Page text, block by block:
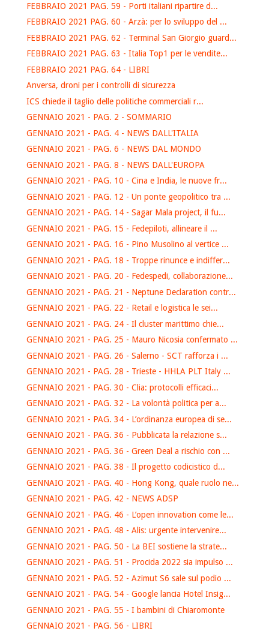
FEBBRAIO 2021 PAG. 59 - Porti italiani ripartire d...
FEBBRAIO 2021 PAG. 60 - Arzà: per lo sviluppo del ...
FEBBRAIO 2021 PAG. 62 - Terminal San Giorgio guard...
FEBBRAIO 2021 PAG. 63 - Italia Top1 per le vendite...
FEBBRAIO 2021 PAG. 64 - LIBRI
Anversa, droni per i controlli di sicurezza
ICS chiede il taglio delle politiche commerciali r...
GENNAIO 2021 - PAG. 2 - SOMMARIO
GENNAIO 2021 - PAG. 4 - NEWS DALL'ITALIA
GENNAIO 2021 - PAG. 6 - NEWS DAL MONDO
GENNAIO 2021 - PAG. 8 - NEWS DALL'EUROPA
GENNAIO 2021 - PAG. 10 - Cina e India, le nuove fr...
GENNAIO 2021 - PAG. 12 - Un ponte geopolitico tra ...
GENNAIO 2021 - PAG. 14 - Sagar Mala project, il fu...
GENNAIO 2021 - PAG. 15 - Fedepiloti, allineare il ...
GENNAIO 2021 - PAG. 16 - Pino Musolino al vertice ...
GENNAIO 2021 - PAG. 18 - Troppe rinunce e indiffer...
GENNAIO 2021 - PAG. 20 - Fedespedi, collaborazione...
GENNAIO 2021 - PAG. 21 - Neptune Declaration contr...
GENNAIO 2021 - PAG. 22 - Retail e logistica le sei...
GENNAIO 2021 - PAG. 24 - Il cluster marittimo chie...
GENNAIO 2021 - PAG. 25 - Mauro Nicosia confermato ...
GENNAIO 2021 - PAG. 26 - Salerno - SCT rafforza i ...
GENNAIO 2021 - PAG. 28 - Trieste - HHLA PLT Italy ...
GENNAIO 2021 - PAG. 30 - Clia: protocolli efficaci...
GENNAIO 2021 - PAG. 32 - La volontà politica per a...
GENNAIO 2021 - PAG. 34 - L’ordinanza europea di se...
GENNAIO 2021 - PAG. 36 - Pubblicata la relazione s...
GENNAIO 2021 - PAG. 36 - Green Deal a rischio con ...
GENNAIO 2021 - PAG. 38 - Il progetto codicistico d...
GENNAIO 2021 - PAG. 40 - Hong Kong, quale ruolo ne...
GENNAIO 2021 - PAG. 42 - NEWS ADSP
GENNAIO 2021 - PAG. 46 - L’open innovation come le...
GENNAIO 2021 - PAG. 48 - Alis: urgente intervenire...
GENNAIO 2021 - PAG. 50 - La BEI sostiene la strate...
GENNAIO 2021 - PAG. 51 - Procida 2022 sia impulso ...
GENNAIO 2021 - PAG. 52 - Azimut S6 sale sul podio ...
GENNAIO 2021 - PAG. 54 - Google lancia Hotel Insig...
GENNAIO 2021 - PAG. 55 - I bambini di Chiaromonte
GENNAIO 2021 - PAG. 56 - LIBRI